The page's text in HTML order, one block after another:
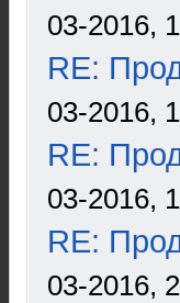
03-2016,
RE:
03-2016,
RE:
03-2016,
RE:
03-2016,